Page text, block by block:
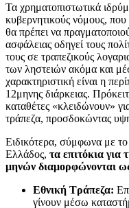
Τα χρηματοπιστωτικά
κυβερνητικούς νόμους,
θα πρέπει να
ασφάλειας οδηγεί τους
τους σε τραπεζικούς
των ληστειών ακόμα και
χαρακτηριστική είναι η
12μηνης διάρκειας.
καταθέτες «κλειδώνουν»
τράπεζα, προσδοκώντας
Ειδικότερα, σύμφωνα με το
Ελλάδος, τα επιτόκια για
μηνών διαμορφώνονται
Εθνική Τράπεζα:
γίνουν μέσω